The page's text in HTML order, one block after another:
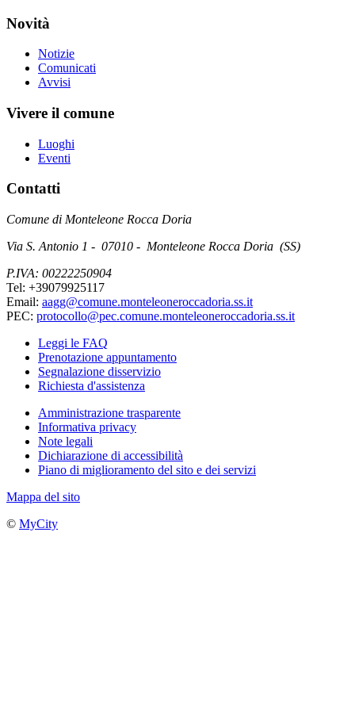
Novità
Notizie
Comunicati
Avvisi
Vivere il comune
Luoghi
Eventi
Contatti
Comune di Monteleone Rocca Doria
Via S. Antonio 1 - 07010 - Monteleone Rocca Doria (SS)
P.IVA: 00222250904
Tel: +39079925117
Email: aagg@comune.monteleoneroccadoria.ss.it
PEC: protocollo@pec.comune.monteleoneroccadoria.ss.it
Leggi le FAQ
Prenotazione appuntamento
Segnalazione disservizio
Richiesta d'assistenza
Amministrazione trasparente
Informativa privacy
Note legali
Dichiarazione di accessibilità
Piano di miglioramento del sito e dei servizi
Mappa del sito
© MyCity